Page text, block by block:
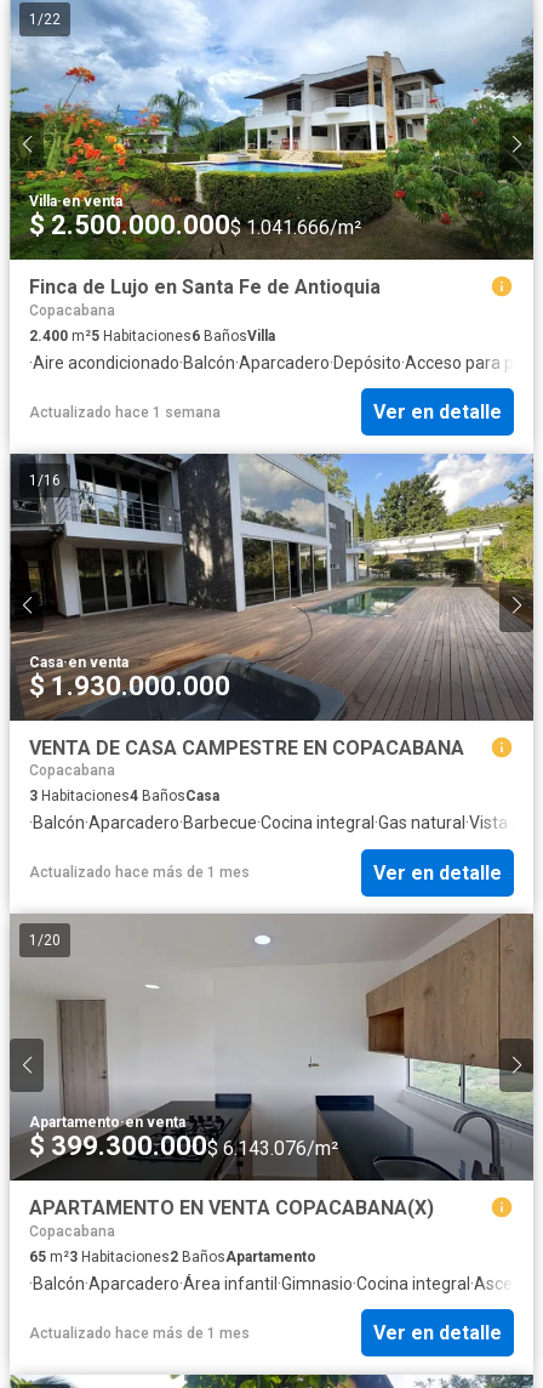
1 /22
Villa·en venta
$ 2.500.000.000$ 1.041.666/m²
Finca de Lujo en Santa Fe de Antioquia
Copacabana
2.400 m²5 Habitaciones6 BañosVilla
·Aire acondicionado·Balcón·Aparcadero·Depósito·Acceso para
Actualizado hace 1 semana Ver en detalle
1 /16
Casa·en venta
$ 1.930.000.000
VENTA DE CASA CAMPESTRE EN COPACABANA
Copacabana
3 Habitaciones4 BañosCasa
·Balcón·Aparcadero·Barbecue·Cocina integral ·Gas natural ·Vista
Actualizado hace más de 1 mes Ver en detalle
1 /20
Apartamento·en venta
$ 399.300.000$ 6.143.076/m²
APARTAMENTO EN VENTA COPACABANA(X)
Copacabana
65 m²3 Habitaciones2 BañosApartamento
·Balcón·Aparcadero·Área infantil ·Gimnasio·Cocina integral ·
Actualizado hace más de 1 mes Ver en detalle